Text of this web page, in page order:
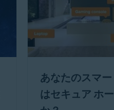
あなたのスマ
はセキュア ホ